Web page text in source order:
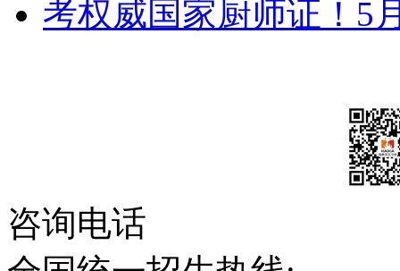
考权威国家厨师证！5
咨询电话